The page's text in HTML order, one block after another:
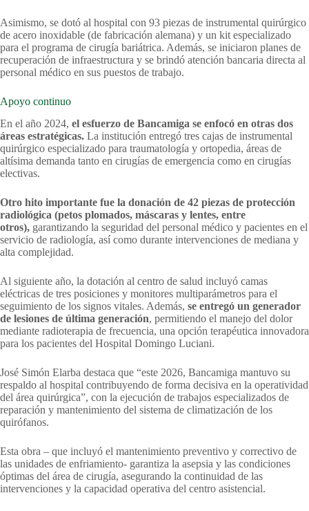
Asimismo, se dotó al hospital con 93 piezas de instrumental quirúrgico
de acero inoxidable (de fabricación alemana) y un kit especializado
para el programa de cirugía bariátrica. Además, se iniciaron planes de
recuperación de infraestructura y se brindó atención bancaria directa al
personal médico en sus puestos de trabajo.
Apoyo continuo
En el año 2024, el esfuerzo de Bancamiga se enfocó en otras dos
áreas estratégicas. La institución entregó tres cajas de instrumental
quirúrgico especializado para traumatología y ortopedia, áreas de
altísima demanda tanto en cirugías de emergencia como en cirugías
electivas.
Otro hito importante fue la donación de 42 piezas de protección
radiológica (petos plomados, máscaras y lentes, entre
otros), garantizando la seguridad del personal médico y pacientes en el
servicio de radiología, así como durante intervenciones de mediana y
alta complejidad.
Al siguiente año, la dotación al centro de salud incluyó camas
eléctricas de tres posiciones y monitores multiparámetros para el
seguimiento de los signos vitales. Además, se entregó un generador
de lesiones de última generación, permitiendo el manejo del dolor
mediante radioterapia de frecuencia, una opción terapéutica innovadora
para los pacientes del Hospital Domingo Luciani.
José Simón Elarba destaca que “este 2026, Bancamiga mantuvo su
respaldo al hospital contribuyendo de forma decisiva en la operatividad
del área quirúrgica”, con la ejecución de trabajos especializados de
reparación y mantenimiento del sistema de climatización de los
quirófanos.
Esta obra – que incluyó el mantenimiento preventivo y correctivo de
las unidades de enfriamiento- garantiza la asepsia y las condiciones
óptimas del área de cirugía, asegurando la continuidad de las
intervenciones y la capacidad operativa del centro asistencial.